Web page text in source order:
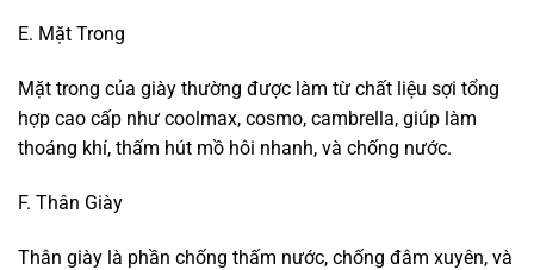
E. Mặt Trong
Mặt trong của giày thường được làm từ chất liệu sợi tổng
hợp cao cấp như coolmax, cosmo, cambrella, giúp làm
thoáng khí, thấm hút mồ hôi nhanh, và chống nước.
F. Thân Giày
Thân giày là phần chống thấm nước, chống đâm xuyên, và